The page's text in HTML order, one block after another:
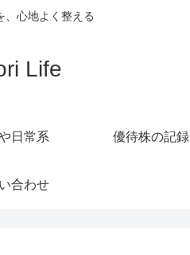
、心地よく整える
Life
日常系 優待株の記録
合わせ